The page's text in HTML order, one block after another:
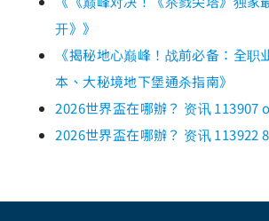
开》》
《揭秘地心巅峰！战前必备：全职
本、大秘境地下堡通杀指南》
2026世界盃在哪辦？ 资讯 113907
2026世界盃在哪辦？ 资讯 113922